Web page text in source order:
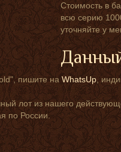
Стоимость в
всю серию
уточняйте у
пишите наWhatsUp ,
лот из нашего
по России.